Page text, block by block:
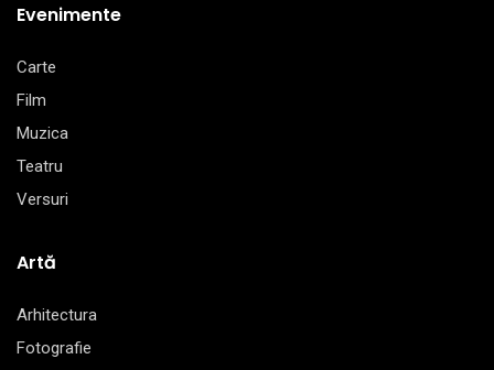
Evenimente
Carte
Film
Muzica
Teatru
Versuri
Artă
Arhitectura
Fotografie